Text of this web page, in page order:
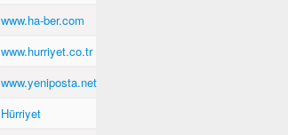
www.ha-ber.com
www.hurriyet.co.tr
www.yeniposta.net
Hürriyet